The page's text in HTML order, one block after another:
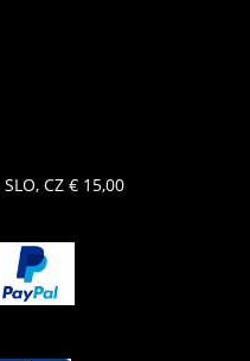
SLO, CZ € 15,00